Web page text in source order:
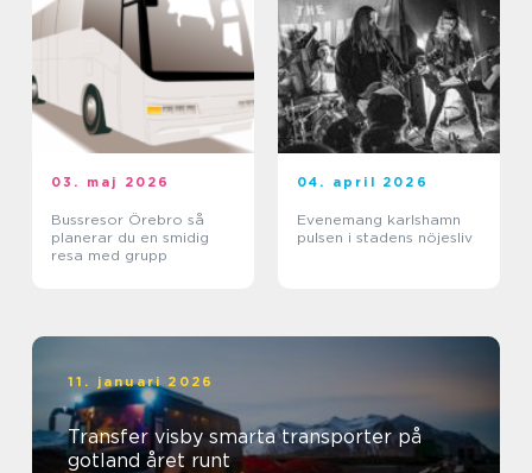
03. maj 2026
Bussresor Örebro så
planerar du en smidig
resa med grupp
04. april 2026
Evenemang karlshamn
pulsen i stadens nöjesliv
11. januari 2026
Transfer visby smarta transporter på
gotland året runt